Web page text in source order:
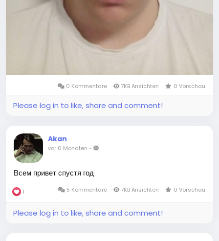
0 Kommentare 7KB Ansichten 0 Vorschau
Please log in to like, share and comment!
Akan
vor 6 Monaten -
Всем привет спустя год
1 5 Kommentare 7KB Ansichten 0 Vorschau
Please log in to like, share and comment!